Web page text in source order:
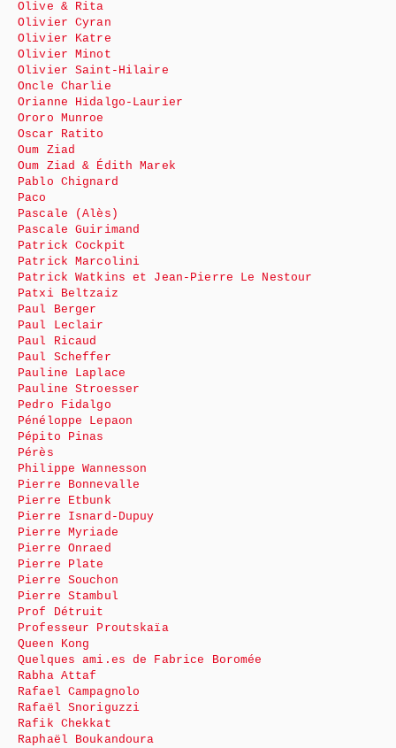
Olive & Rita
Olivier Cyran
Olivier Katre
Olivier Minot
Olivier Saint-Hilaire
Oncle Charlie
Orianne Hidalgo-Laurier
Ororo Munroe
Oscar Ratito
Oum Ziad
Oum Ziad & Édith Marek
Pablo Chignard
Paco
Pascale (Alès)
Pascale Guirimand
Patrick Cockpit
Patrick Marcolini
Patrick Watkins et Jean-Pierre Le Nestour
Patxi Beltzaiz
Paul Berger
Paul Leclair
Paul Ricaud
Paul Scheffer
Pauline Laplace
Pauline Stroesser
Pedro Fidalgo
Pénéloppe Lepaon
Pépito Pinas
Pérès
Philippe Wannesson
Pierre Bonnevalle
Pierre Etbunk
Pierre Isnard-Dupuy
Pierre Myriade
Pierre Onraed
Pierre Plate
Pierre Souchon
Pierre Stambul
Prof Détruit
Professeur Proutskaïa
Queen Kong
Quelques ami.es de Fabrice Boromée
Rabha Attaf
Rafael Campagnolo
Rafaël Snoriguzzi
Rafik Chekkat
Raphaël Boukandoura